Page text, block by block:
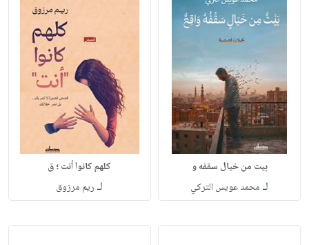
بيت من خيال سقفه و
لـ محمد عويس التركي
كلهم كانوا أنت ؛ ق
لـ ريم مرزوق